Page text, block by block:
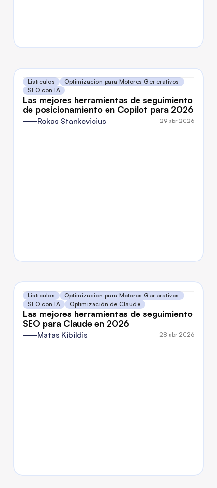
Listículos
Optimización para Motores Generativos
SEO con IA
Las mejores herramientas de seguimiento
de posicionamiento en Copilot para 2026
Rokas Stankevicius 29 abr 2026
Listículos
Optimización para Motores Generativos
SEO con IA
Optimización de Claude
Las mejores herramientas de seguimiento
SEO para Claude en 2026
Matas Kibildis 28 abr 2026